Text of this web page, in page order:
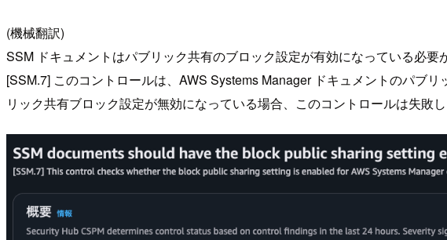
(機械翻訳)
SSM ドキュメントはパブリック共有のブロック設定が有効になっている必要
[SSM.7] このコントロールは、AWS Systems Manager ドキュメントのパブ
リック共有ブロック設定が無効になっている場合、このコントロールは失敗し